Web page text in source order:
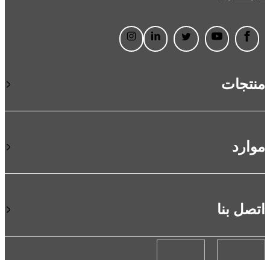
منتجات
موارد
اتصل بنا